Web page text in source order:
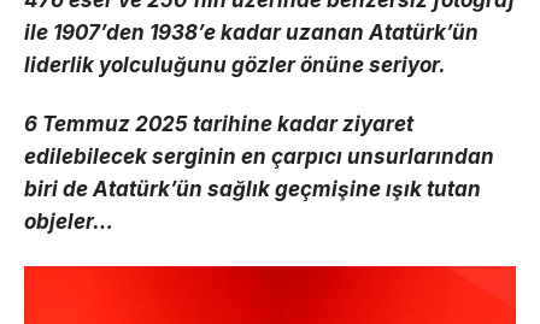
ile 1907’den 1938’e kadar uzanan Atatürk’ün
liderlik yolculuğunu gözler önüne seriyor.
6 Temmuz 2025 tarihine kadar ziyaret
edilebilecek serginin en çarpıcı unsurlarından
biri de Atatürk’ün sağlık geçmişine ışık tutan
objeler…